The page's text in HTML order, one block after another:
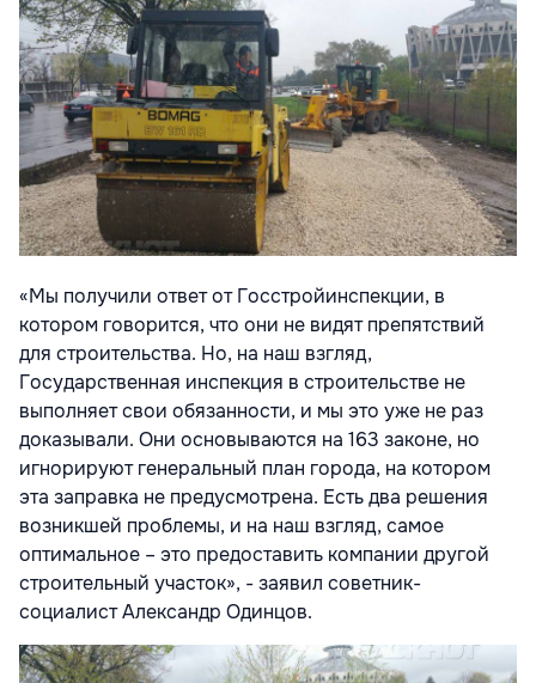
«Мы получили ответ от Госстройинспекции, в
котором говорится, что они не видят препятствий
для строительства. Но, на наш взгляд,
Государственная инспекция в строительстве не
выполняет свои обязанности, и мы это уже не раз
доказывали. Они основываются на 163 законе, но
игнорируют генеральный план города, на котором
эта заправка не предусмотрена. Есть два решения
возникшей проблемы, и на наш взгляд, самое
оптимальное – это предоставить компании другой
строительный участок», - заявил советник-
социалист Александр Одинцов.